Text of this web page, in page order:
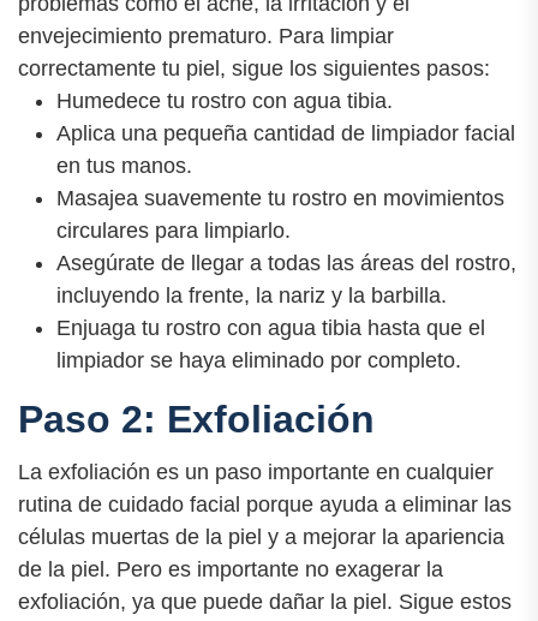
envejecimiento prematuro. Para limpiar
correctamente tu piel, sigue los siguientes pasos:
Humedece tu rostro con agua tibia.
Aplica una pequeña cantidad de limpiador facial
en tus manos.
Masajea suavemente tu rostro en movimientos
circulares para limpiarlo.
Asegúrate de llegar a todas las áreas del rostro,
incluyendo la frente, la nariz y la barbilla.
Enjuaga tu rostro con agua tibia hasta que el
limpiador se haya eliminado por completo.
Paso 2: Exfoliación
La exfoliación es un paso importante en cualquier
rutina de cuidado facial porque ayuda a eliminar las
células muertas de la piel y a mejorar la apariencia
de la piel. Pero es importante no exagerar la
exfoliación, ya que puede dañar la piel. Sigue estos